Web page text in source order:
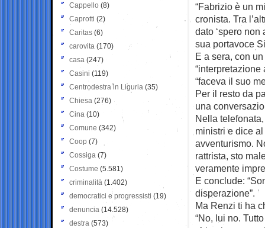
“Fabrizio è un
cronista. Tra
dato ‘spero
sua portavoce
E a sera, con
“faceva il suo
Per il resto da
una
Nella
ministri e dice al
avventurismo.
rattrista, sto
veramente
E conclude:
disperazione”.
Ma Renzi ti ha
“No, lui no.
Cappello (8)
Caprotti (2)
Caritas (6)
carovita (170)
casa (247)
Casini (119)
Centrodestra in Liguria (35)
Chiesa (276)
Cina (10)
Comune (342)
Coop (7)
Cossiga (7)
Costume (5.581)
criminalità (1.402)
democratici e progressisti (19)
denuncia (14.528)
destra (573)